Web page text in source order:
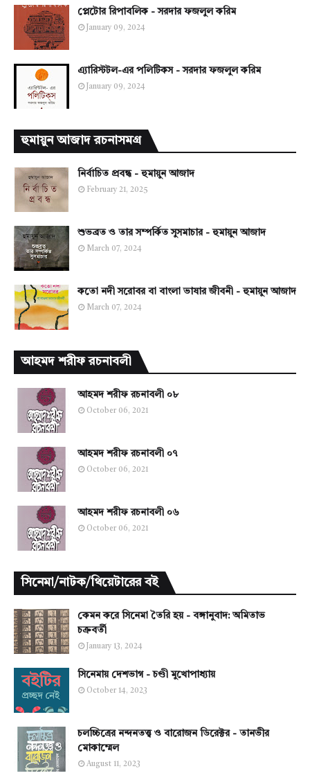
প্লেটোর রিপাবলিক - সরদার ফজলুল করিম
January 09, 2024
এ্যারিস্টটল-এর পলিটিকস - সরদার ফজলুল করিম
January 09, 2024
হুমায়ুন আজাদ রচনাসমগ্র
নির্বাচিত প্রবন্ধ - হুমায়ুন আজাদ
February 21, 2025
শুভব্রত ও তার সম্পর্কিত সুসমাচার - হুমায়ুন আজাদ
March 07, 2024
কতো নদী সরোবর বা বাংলা ভাষার জীবনী - হুমায়ুন আজাদ
March 07, 2024
আহমদ শরীফ রচনাবলী
আহমদ শরীফ রচনাবলী ০৮
October 06, 2021
আহমদ শরীফ রচনাবলী ০৭
October 06, 2021
আহমদ শরীফ রচনাবলী ০৬
October 06, 2021
সিনেমা/নাটক/থিয়েটারের বই
কেমন করে সিনেমা তৈরি হয় - বঙ্গানুবাদ: অমিতাভ
চক্রবর্তী
January 13, 2024
সিনেমায় দেশভাগ - চণ্ডী মুখোপাধ্যায়
October 14, 2023
চলচ্চিত্রের নন্দনতত্ত্ব ও বারোজন ডিরেক্টর - তানভীর
মোকাম্মেল
August 11, 2023